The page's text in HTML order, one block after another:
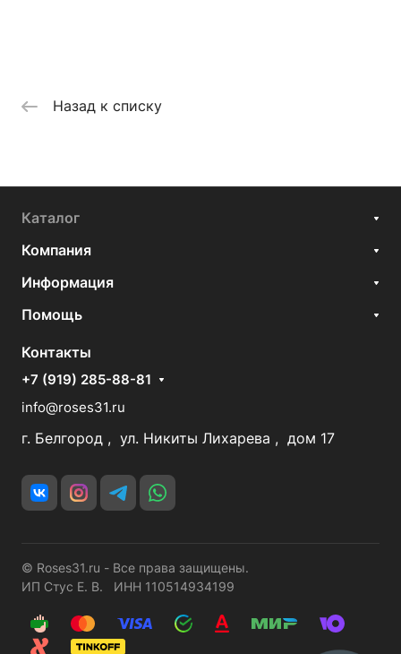
Назад к списку
Каталог
Компания
Информация
Помощь
Контакты
+7 (919) 285-88-81
info@roses31.ru
г. Белгород , ул. Никиты Лихарева , дом 17
© Roses31.ru - Все права защищены.
ИП Стус Е. В. ИНН 110514934199